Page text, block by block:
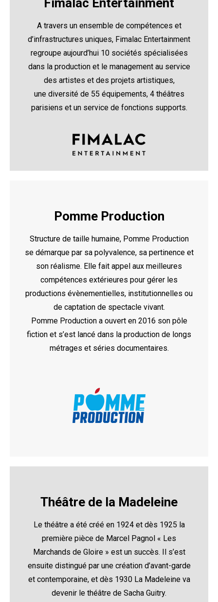
A travers un ensemble de compétences et
d’infrastructures uniques, Fimalac Entertainment
regroupe aujourd’hui 10 sociétés spécialisées
dans la production et le management au service
des artistes et des projets artistiques,
une diversité de 55 équipements, 4 théâtres
parisiens et un service de fonctions supports.
Pomme Production
Structure de taille humaine, Pomme Production
se démarque par sa polyvalence, sa pertinence et
son réalisme. Elle fait appel aux meilleures
compétences extérieures pour gérer les
productions évènementielles, institutionnelles ou
de captation de spectacle vivant.
Pomme Production a ouvert en 2016 son pôle
fiction et s’est lancé dans la production de longs
métrages et séries documentaires.
Théâtre de la Madeleine
Le théâtre a été créé en 1924 et dès 1925 la
première pièce de Marcel Pagnol « Les
Marchands de Gloire » est un succès. Il s’est
ensuite distingué par une création d’avant-garde
et contemporaine, et dès 1930 La Madeleine va
devenir le théâtre de Sacha Guitry.